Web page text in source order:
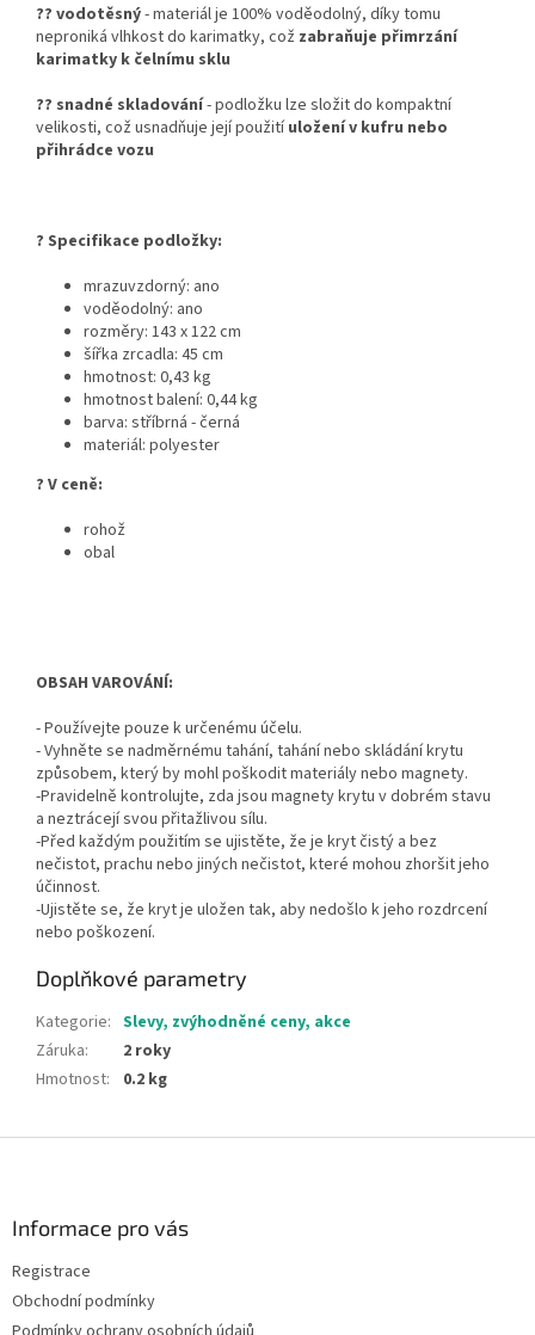
?? vodotěsný- materiál je 100% voděodolný, díky tomu
neproniká vlhkost do karimatky, což zabraňuje přimrzání
karimatky k čelnímu sklu
?? snadné skladování- podložku lze složit do kompaktní
velikosti, což usnadňuje její použití uložení v kufru nebo
přihrádce vozu
? Specifikace podložky:
mrazuvzdorný: ano
voděodolný: ano
rozměry: 143 x 122 cm
šířka zrcadla: 45 cm
hmotnost: 0,43 kg
hmotnost balení: 0,44 kg
barva: stříbrná - černá
materiál: polyester
? V ceně:
rohož
obal
OBSAH VAROVÁNÍ:
- Používejte pouze k určenému účelu.
- Vyhněte se nadměrnému tahání, tahání nebo skládání krytu
způsobem, který by mohl poškodit materiály nebo magnety.
-Pravidelně kontrolujte, zda jsou magnety krytu v dobrém stavu
a neztrácejí svou přitažlivou sílu.
-Před každým použitím se ujistěte, že je kryt čistý a bez
nečistot, prachu nebo jiných nečistot, které mohou zhoršit jeho
účinnost.
-Ujistěte se, že kryt je uložen tak, aby nedošlo k jeho rozdrcení
nebo poškození.
Doplňkové parametry
Kategorie: Slevy, zvýhodněné ceny, akce
Záruka:
2 roky
Hmotnost: 0.2 kg
Informace pro vás
Registrace
Obchodní podmínky